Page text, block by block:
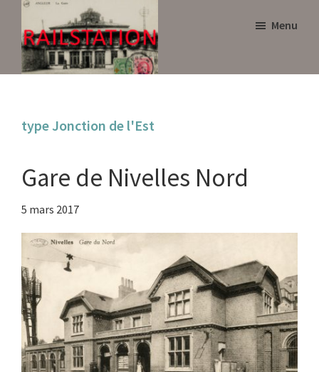
main
content
primary
sidebar
Menu
type Jonction de l'Est
Gare de Nivelles Nord
5 mars 2017